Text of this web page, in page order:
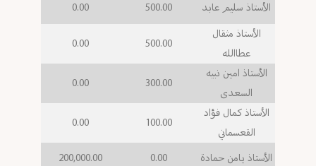
الأستاذ سليم عابد 500.00
0.00
الأستاذ مثقال
عطاالله
500.00
0.00
الأستاذ امين نبيه
السعدى
300.00
0.00
الأستاذ كمال فؤاد
القعسماني
100.00
0.00
الأستاذ يامن حمادة 0.00
200,000.00